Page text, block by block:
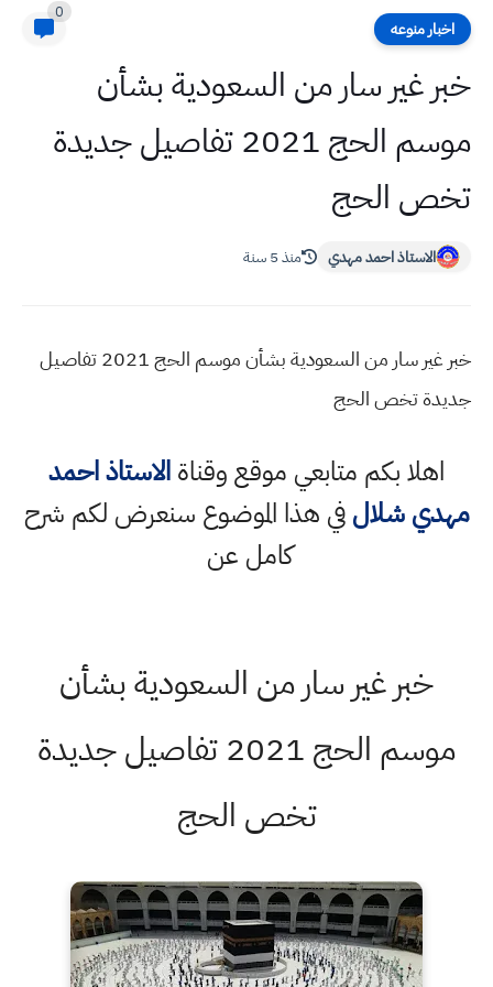
اخبار منوعه
0
خبر غير سار من السعودية بشأن
موسم الحج 2021 تفاصيل جديدة
تخص الحج
الاستاذ احمد مهدي منذ 5 سنة
خبر غير سار من السعودية بشأن موسم الحج 2021 تفاصيل
جديدة تخص الحج
اهلا بكم متابعي موقع وقناةالاستاذ احمد
مهدي شلالفي هذا الموضوع سنعرض لكم شرح
كامل عن
خبر غير سار من السعودية بشأن
موسم الحج 2021 تفاصيل جديدة
تخص الحج